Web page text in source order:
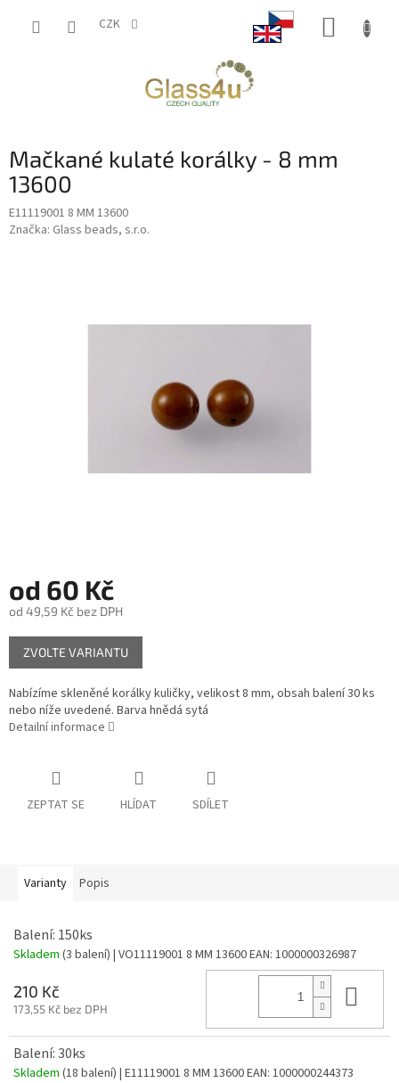
CZK
Mačkané kulaté korálky - 8 mm
13600
E11119001 8 MM 13600
Značka: Glass beads, s.r.o.
od 60 Kč
od 49,59 Kč bez DPH
Měrná
cena:
ZVOLTE VARIANTU
Nabízíme skleněné korálky kuličky, velikost 8 mm, obsah balení 30 ks
nebo níže uvedené. Barva hnědá sytá
Detailní informace
ZEPTAT SE HLÍDAT SDÍLET
Varianty Popis
Balení: 150ks
Skladem (3 balení) | VO11119001 8 MM 13600EAN: 1000000326987
210 Kč
173,55 Kč bez DPH
Balení: 30ks
Skladem (18 balení) | E11119001 8 MM 13600EAN: 1000000244373